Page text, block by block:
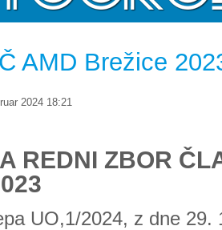
AMD Brežice
2024 18:21
REDNI ZBOR
UO,1/2024, z dne